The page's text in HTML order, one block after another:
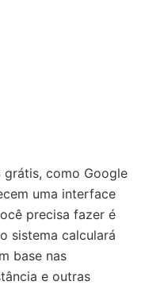
grátis, como Google
uma interface
precisa fazer é
sistema calculará
base nas
e outras